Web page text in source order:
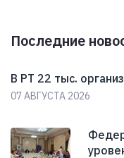
Последние
В РТ 22 тыс.
07 АВГУСТА 2026